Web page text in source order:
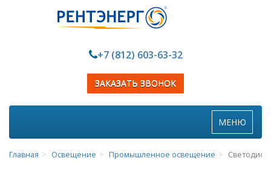
+7 (812) 603-63-32
ЗАКАЗАТЬ ЗВОНОК
Toggle
navigation
МЕНЮ
Главная Освещение Промышленное освещение